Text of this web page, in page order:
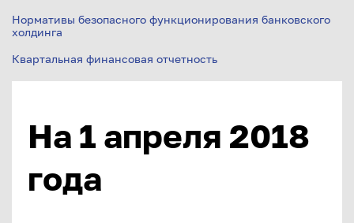
Нормативы безопасного функционирования банковского
холдинга
Квартальная финансовая отчетность
На 1 апреля 2018
года